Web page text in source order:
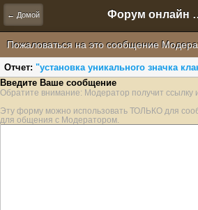
← Домой Форум
Пожаловаться на это сообщение
Отчет: "установка уникального значка
Введите Ваше сообщение
Обратите внимание: Модератор получит ссылку
Эту форму можно использовать ТОЛЬКО для
для общения с Модератором.